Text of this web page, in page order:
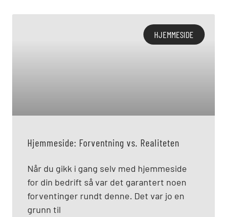
HJEMMESIDE
Hjemmeside: Forventning vs. Realiteten
Når du gikk i gang selv med hjemmeside
for din bedrift så var det garantert noen
forventinger rundt denne. Det var jo en
grunn til